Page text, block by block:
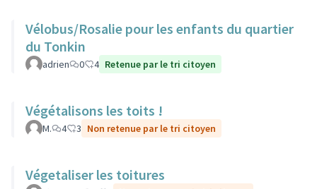
Vélobus/Rosalie pour les enfants du quartier
du Tonkin
adrien 0 4 Retenue par le tri citoyen
Végétalisons les toits !
M. 4 3 Non retenue par le tri citoyen
Végetaliser les toitures